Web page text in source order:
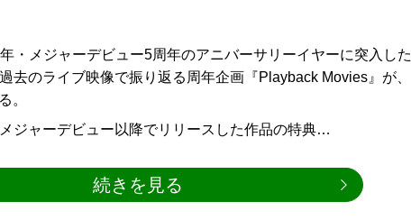
・メジャーデビュー5周年のアニバーサリーイヤーに突入した
去のライブ映像で振り返る周年企画『Playback Movies』が、
。
ジャーデビュー以降でリリースした作品の特典…
続きを見る